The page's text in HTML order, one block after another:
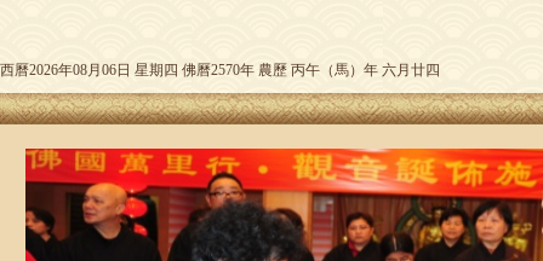
西曆2026年08月06日 星期四 佛曆2570年 農歷 丙午（馬）年 六月廿四